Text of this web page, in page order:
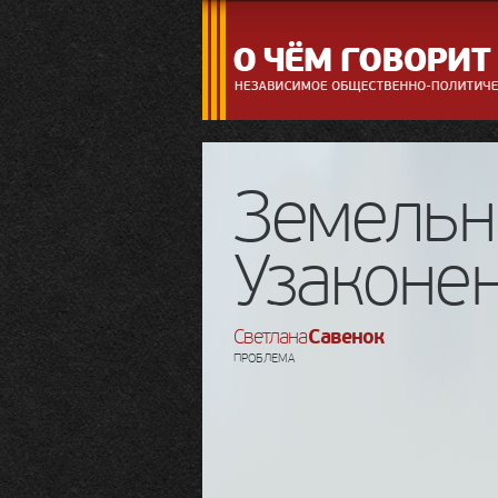
СветланаСавенок
ПРОБЛЕМА